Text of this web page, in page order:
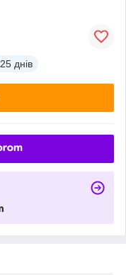
25 днів